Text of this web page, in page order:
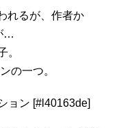
れるが、作者か
…
。
の一つ。
ョン [#l40163de]